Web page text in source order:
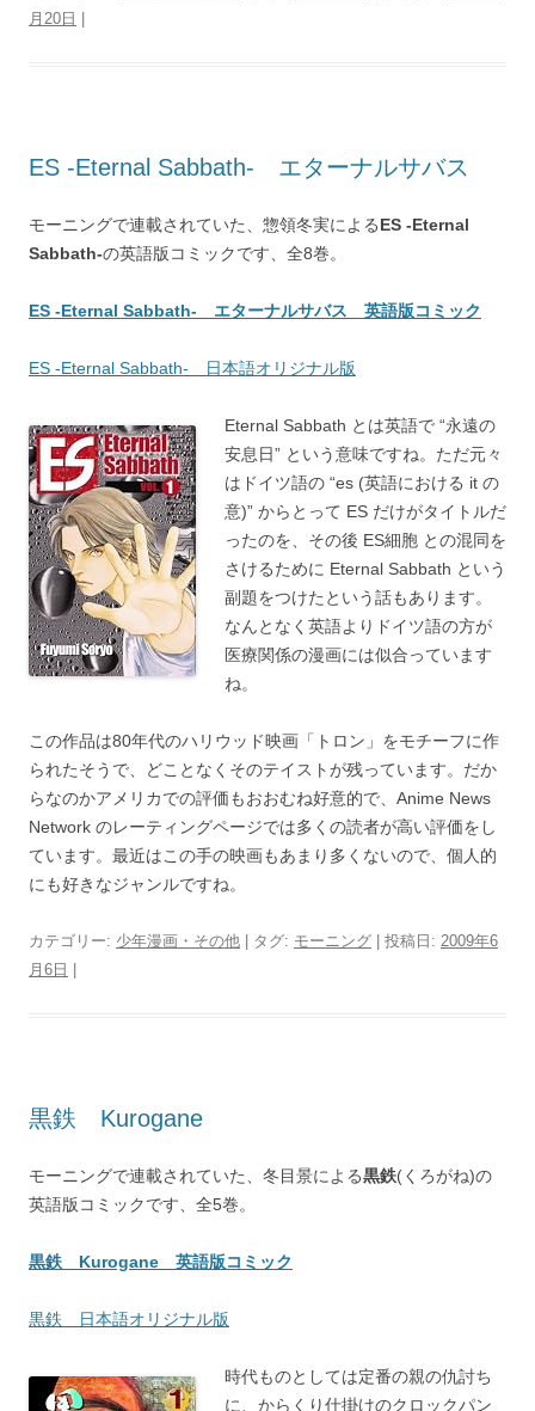
月20日
ES -Eternal Sabbath- エターナルサバス
モーニングで連載されていた、惣領冬実によるES -Eternal
Sabbath-の英語版コミックです、全8巻。
ES -Eternal Sabbath- エターナルサバス 英語版コミック
ES -Eternal Sabbath- 日本語オリジナル版
Eternal Sabbath とは英語で “永遠の
安息日” という意味ですね。ただ元々
はドイツ語の “es (英語における it の
意)” からとって ES だけがタイトルだ
ったのを、その後 ES細胞 との混同を
さけるために Eternal Sabbath という
副題をつけたという話もあります。
なんとなく英語よりドイツ語の方が
医療関係の漫画には似合っています
ね。
この作品は80年代のハリウッド映画「トロン」をモチーフに作
られたそうで、どことなくそのテイストが残っています。だか
らなのかアメリカでの評価もおおむね好意的で、Anime News
Network のレーティングページでは多くの読者が高い評価をし
ています。最近はこの手の映画もあまり多くないので、個人的
にも好きなジャンルですね。
カテゴリー: 少年漫画・その他 | タグ: モーニング | 投稿日: 2009年6
月6日
黒鉄 Kurogane
モーニングで連載されていた、冬目景による黒鉄(くろがね)の
英語版コミックです、全5巻。
黒鉄 Kurogane 英語版コミック
黒鉄 日本語オリジナル版
時代ものとしては定番の親の仇討ち
に、からくり仕掛けのクロックパン